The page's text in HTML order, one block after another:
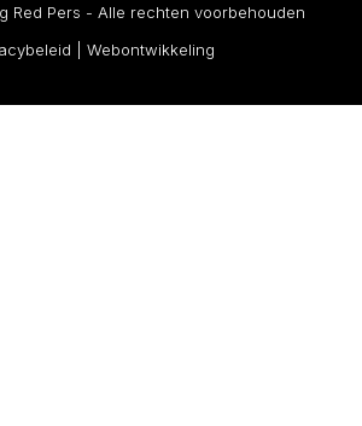
Red Pers - Alle rechten voorbehouden
Webontwikkeling